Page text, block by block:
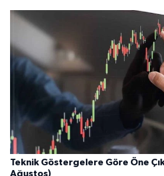
Teknik Göstergelere Göre Öne
Ağustos)